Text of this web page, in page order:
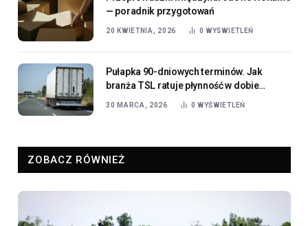
— poradnik przygotowań
20 KWIETNIA, 2026 0WYŚWIETLEŃ
Pułapka 90-dniowych terminów. Jak
branża TSL ratuje płynność w dobie
rosnących kosztów operacyjnych?
30 MARCA, 2026 0 WYŚWIETLEŃ
ZOBACZ RÓWNIEŻ